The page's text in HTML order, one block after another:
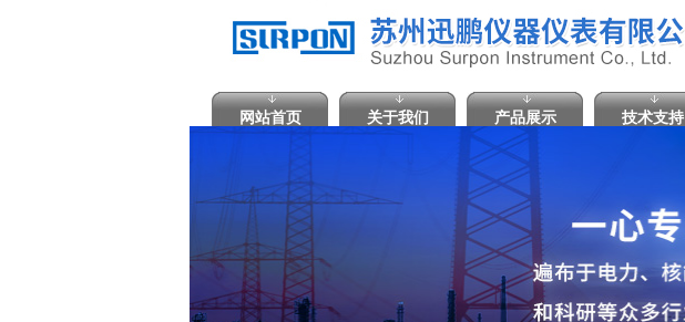
网站首页 关于我们 产品展示 技术支持